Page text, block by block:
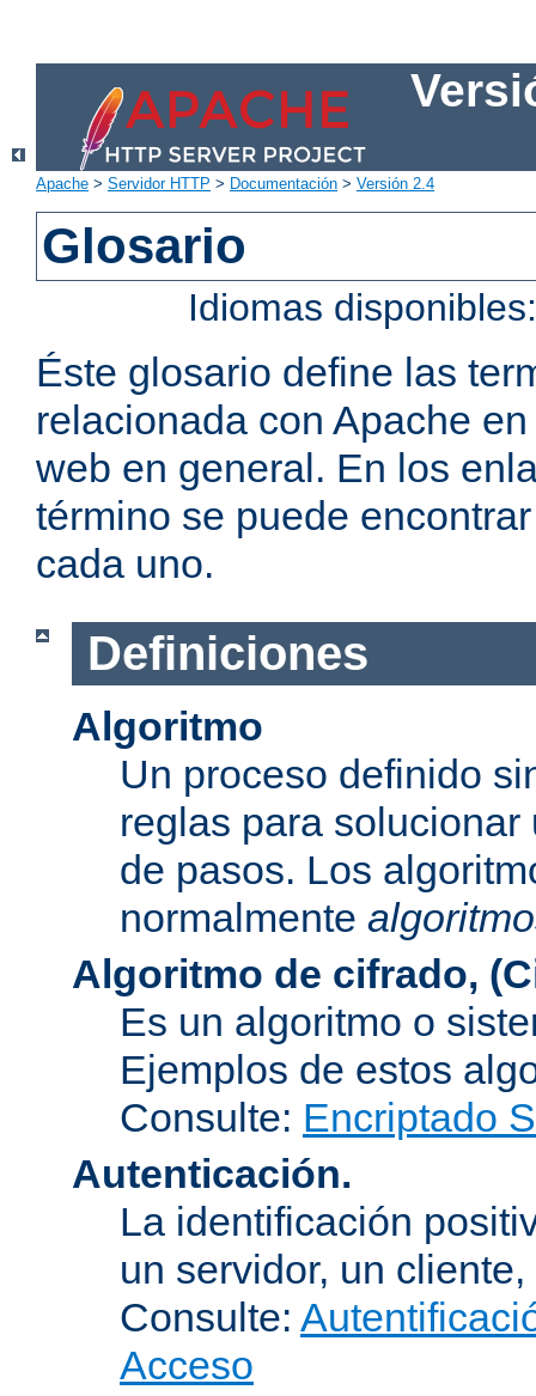
Apache > Servidor HTTP > Documentación > Versión 2.4
Glosario
Idiomas
Éste glosario define las
relacionada con Apache
web en general. En los
término se puede
cada uno.
Definiciones
Algoritmo
Un proceso definido
reglas para
de pasos. Los
normalmente
Algoritmo de cifrado,
Es un algoritmo o
Ejemplos de estos
Consulte: Encriptado
Autenticación.
La identificación
un servidor, un
Consulte:
Acceso